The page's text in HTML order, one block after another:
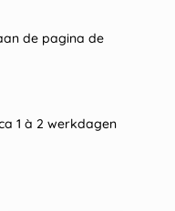
de pagina de
1 à 2 werkdagen